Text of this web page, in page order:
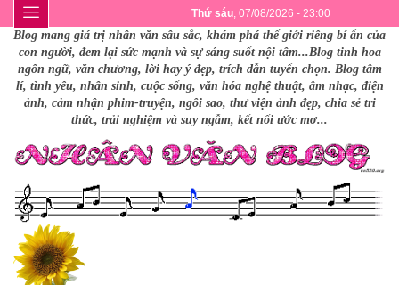
Thứ sáu, 07/08/2026 - 23:00
Blog mang giá trị nhân văn sâu sắc, khám phá thế giới riêng bí ẩn của
con người, đem lại sức mạnh và sự sáng suốt nội tâm...Blog tinh hoa
ngôn ngữ, văn chương, lời hay ý đẹp, trích dẫn tuyển chọn. Blog tâm
lí, tình yêu, nhân sinh, cuộc sống, văn hóa nghệ thuật, âm nhạc, điện
ảnh, cảm nhận phim-truyện, ngôi sao, thư viện ảnh đẹp, chia sẻ tri
thức, trải nghiệm và suy ngẫm, kết nối ước mơ...